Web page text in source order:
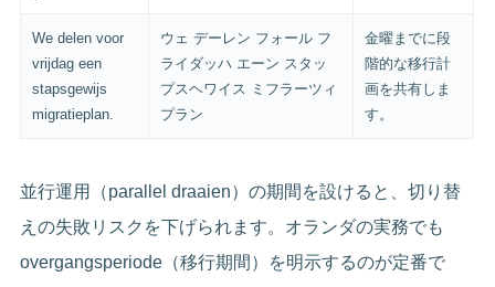
We delen voor
vrijdag een
stapsgewijs
migratieplan.
ウェ デーレン フォール フ
ライダッハ エーン スタッ
プスヘワイス ミフラーツィ
プラン
金曜までに段
階的な移行計
画を共有しま
す。
並行運用（parallel draaien）の期間を設けると、切り替
えの失敗リスクを下げられます。オランダの実務でも
overgangsperiode（移行期間）を明示するのが定番で